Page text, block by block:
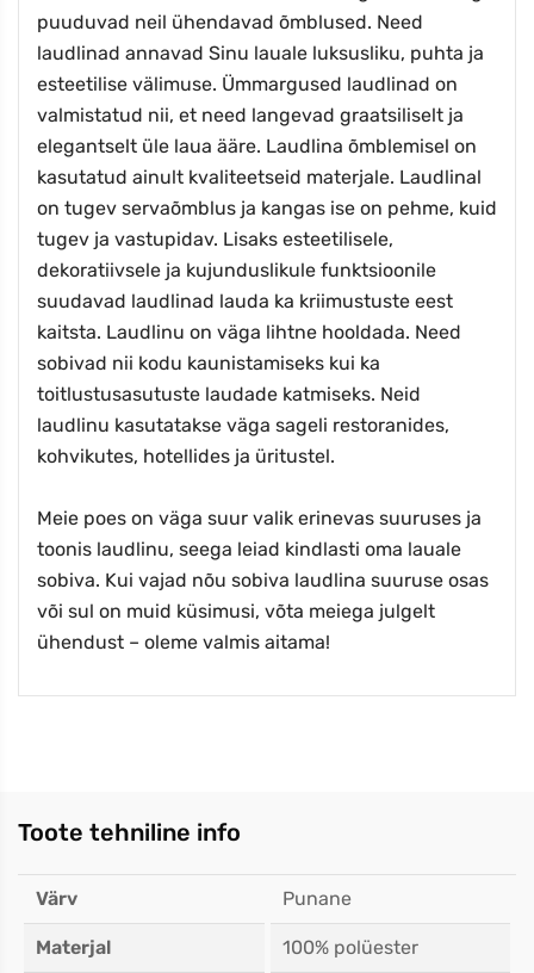
puuduvad neil ühendavad õmblused. Need
laudlinad annavad Sinu lauale luksusliku, puhta ja
esteetilise välimuse. Ümmargused laudlinad on
valmistatud nii, et need langevad graatsiliselt ja
elegantselt üle laua ääre. Laudlina õmblemisel on
kasutatud ainult kvaliteetseid materjale. Laudlinal
on tugev servaõmblus ja kangas ise on pehme, kuid
tugev ja vastupidav. Lisaks esteetilisele,
dekoratiivsele ja kujunduslikule funktsioonile
suudavad laudlinad lauda ka kriimustuste eest
kaitsta. Laudlinu on väga lihtne hooldada. Need
sobivad nii kodu kaunistamiseks kui ka
toitlustusasutuste laudade katmiseks. Neid
laudlinu kasutatakse väga sageli restoranides,
kohvikutes, hotellides ja üritustel.
Meie poes on väga suur valik erinevas suuruses ja
toonis laudlinu, seega leiad kindlasti oma lauale
sobiva. Kui vajad nõu sobiva laudlina suuruse osas
või sul on muid küsimusi, võta meiega julgelt
ühendust – oleme valmis aitama!
Toote tehniline info
Värv Punane
Materjal 100% polüester